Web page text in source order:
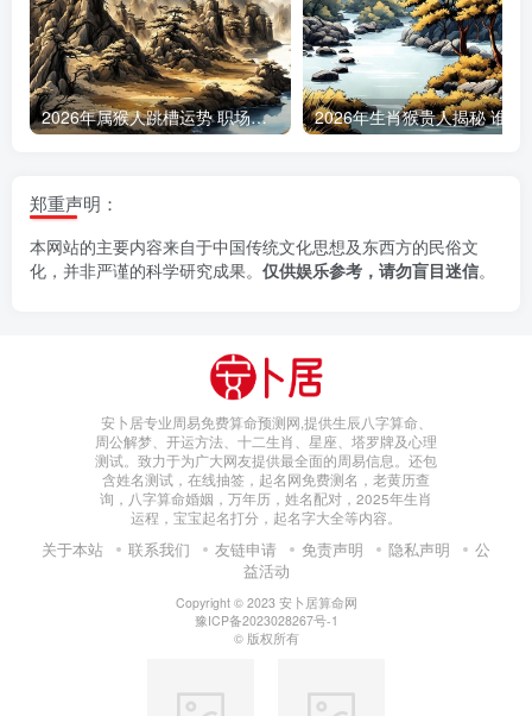
2026年属猴人跳槽运势 职场变动最佳时机预测
郑重声明：
本网站的主要内容来自于中国传统文化思想及东西方的民俗文
化，并非严谨的科学研究成果。 仅供娱乐参考，请勿盲目迷信。
安卜居专业周易免费算命预测网,提供生辰八字算命、
周公解梦、开运方法、十二生肖、星座、塔罗牌及心理
测试。致力于为广大网友提供最全面的周易信息。还包
含姓名测试，在线抽签，起名网免费测名，老黄历查
询，八字算命婚姻，万年历，姓名配对，2025年生肖
运程，宝宝起名打分，起名字大全等内容。
关于本站 联系我们 友链申请 免责声明 隐私声明
公
益活动
Copyright © 2023 安卜居算命网
豫ICP备2023028267号-1
© 版权所有